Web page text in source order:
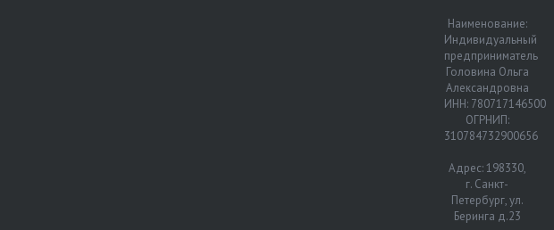
Наименование:
Индивидуальный
предприниматель
Головина Ольга
Александровна
ИНН: 780717146500
ОГРНИП:
310784732900656
Адрес: 198330,
г. Санкт-
Петербург, ул.
Беринга д.23